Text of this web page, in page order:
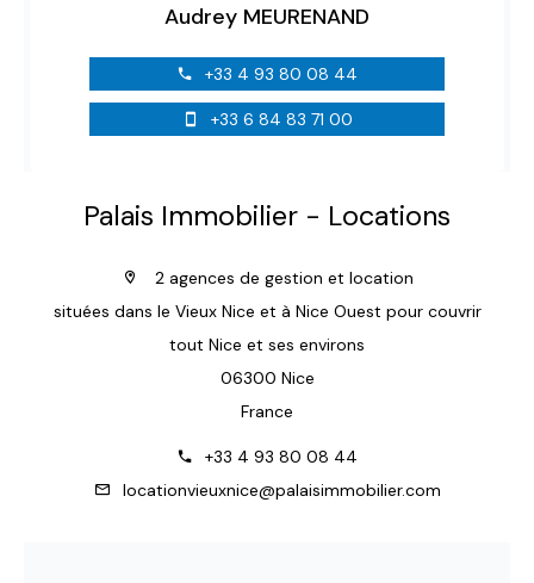
Audrey MEURENAND
+33 4 93 80 08 44
+33 6 84 83 71 00
Palais Immobilier - Locations
2 agences de gestion et location
situées dans le Vieux Nice et à Nice Ouest pour couvrir
tout Nice et ses environs
06300 Nice
France
+33 4 93 80 08 44
locationvieuxnice@palaisimmobilier.com